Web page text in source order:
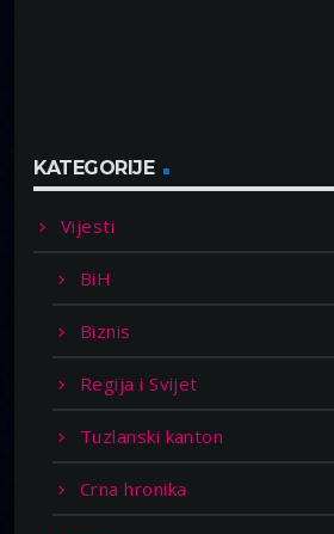
KATEGORIJE
Vijesti
BiH
Biznis
Regija i Svijet
Tuzlanski kanton
Crna hronika